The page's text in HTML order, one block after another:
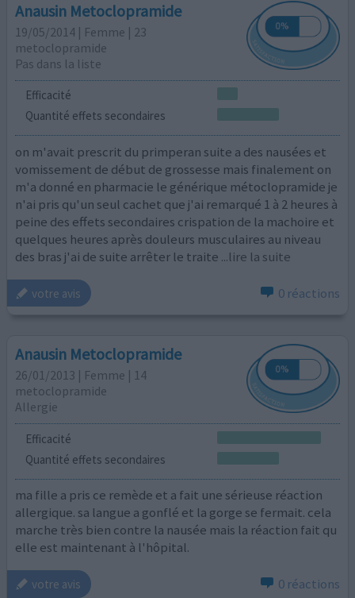
Anausin Metoclopramide
19/05/2014 | Femme | 23
metoclopramide
Pas dans la liste
Efficacité
Quantité effets secondaires
on m'avait prescrit du primperan suite a des nausées et
vomissement de début de grossesse mais finalement on
m'a donné en pharmacie le générique métoclopramide je
n'ai pris qu'un seul cachet que j'ai remarqué 1 à 2 heures à
peine des effets secondaires crispation de la machoire et
quelques heures après douleurs musculaires au niveau
des bras j'ai de suite arrêter le traite ...lire la suite
votre avis 0 réactions
Anausin Metoclopramide
26/01/2013 | Femme | 14
metoclopramide
Allergie
Efficacité
Quantité effets secondaires
ma fille a pris ce remède et a fait une sérieuse réaction
allergique. sa langue a gonflé et la gorge se fermait. cela
marche très bien contre la nausée mais la réaction fait qu
elle est maintenant à l'hôpital.
votre avis 0 réactions